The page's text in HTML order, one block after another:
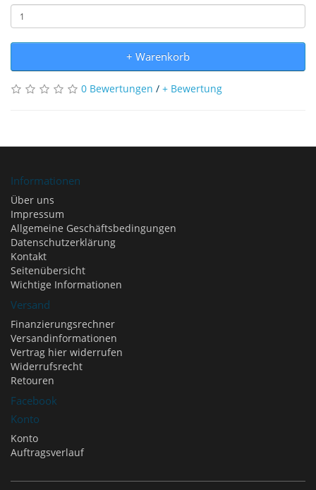
+ Warenkorb
0 Bewertungen / + Bewertung
Informationen
Über uns
Impressum
Allgemeine Geschäftsbedingungen
Datenschutzerklärung
Kontakt
Seitenübersicht
Wichtige Informationen
Versand
Finanzierungsrechner
Versandinformationen
Vertrag hier widerrufen
Widerrufsrecht
Retouren
Facebook
Konto
Konto
Auftragsverlauf